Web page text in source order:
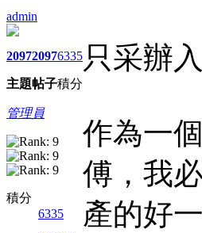
admin
2097
主題
2097
帖子
6335
積分
管理員
積分
6335
只采辦
作為一
傅，我
產的好